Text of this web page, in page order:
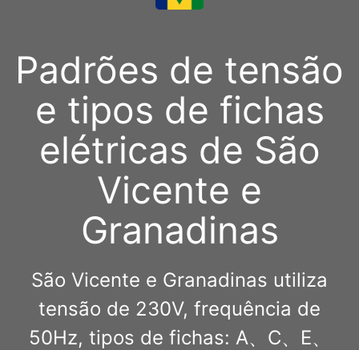
Padrões de tensão
e tipos de fichas
elétricas de São
Vicente e
Granadinas
São Vicente e Granadinas utiliza
tensão de 230V, frequência de
50Hz, tipos de fichas: A、C、E、